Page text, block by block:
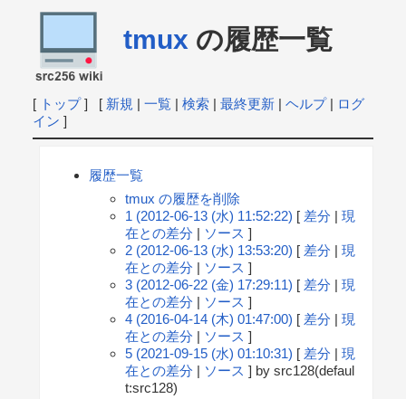
tmux の履歴一覧
[ トップ] [ 新規 | 一覧| 検索| 最終更新| ヘルプ| ログ
イン ]
履歴一覧
tmux の履歴を削除
1 (2012-06-13 (水) 11:52:22) [ 差分 |現
在との差分 | ソース ]
2 (2012-06-13 (水) 13:53:20) [ 差分 |現
在との差分 | ソース ]
3 (2012-06-22 (金) 17:29:11) [ 差分 |現
在との差分 | ソース ]
4 (2016-04-14 (木) 01:47:00) [ 差分 |現
在との差分 | ソース ]
5 (2021-09-15 (水) 01:10:31) [ 差分 |現
在との差分 | ソース ] by src128(defaul
t:src128)